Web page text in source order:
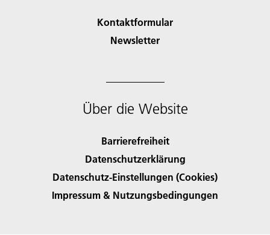
Kontaktformular
Newsletter
Über die Website
Barrierefreiheit
Datenschutzerklärung
Datenschutz-Einstellungen (Cookies)
Impressum & Nutzungsbedingungen